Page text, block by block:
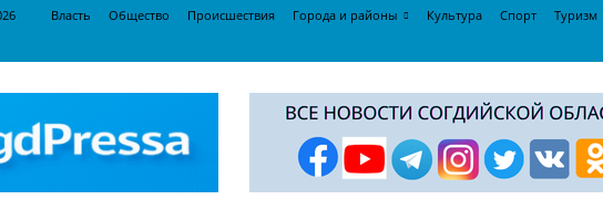
Власть Общество Происшествия Города и районы Культура Спорт Туризм